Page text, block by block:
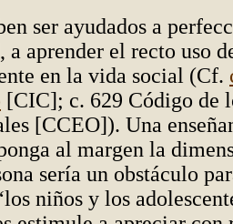
ser ayudados a
a aprender el recto uso
en la vida social (Cf.
[CIC]; c. 629 Código de
[CCEO]). Una
al margen la
sería un obstáculo
niños y los